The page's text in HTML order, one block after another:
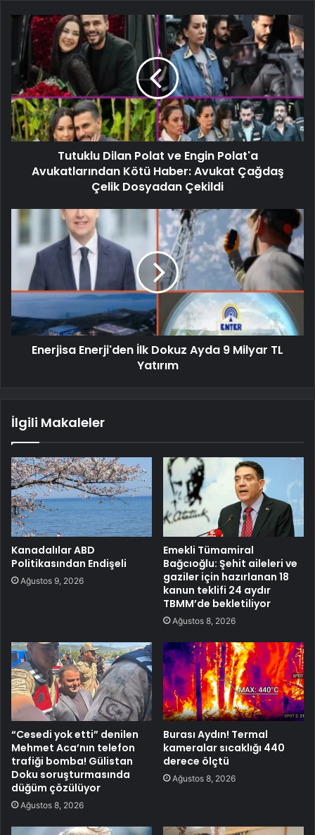
Tutuklu Dilan Polat ve Engin Polat'a
Avukatlarından Kötü Haber: Avukat Çağdaş
Çelik Dosyadan Çekildi
Enerjisa Enerji'den İlk Dokuz Ayda 9 Milyar TL
Yatırım
İlgili Makaleler
Kanadalılar ABD
Politikasından Endişeli
Ağustos 9, 2026
Emekli Tümamiral
Bağcıoğlu: Şehit aileleri ve
gaziler için hazırlanan 18
kanun teklifi 24 aydır
TBMM’de bekletiliyor
Ağustos 8, 2026
“Cesedi yok etti” denilen
Mehmet Aca’nın telefon
trafiği bomba! Gülistan
Doku soruşturmasında
düğüm çözülüyor
Ağustos 8, 2026
Burası Aydın! Termal
kameralar sıcaklığı 440
derece ölçtü
Ağustos 8, 2026